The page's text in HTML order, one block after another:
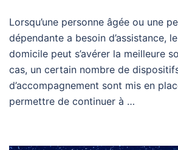
Lorsqu’une personne âgée ou une
dépendante a besoin d’assistance,
domicile peut s’avérer la meilleure
cas, un certain nombre de
d’accompagnement sont mis en
permettre de continuer à …